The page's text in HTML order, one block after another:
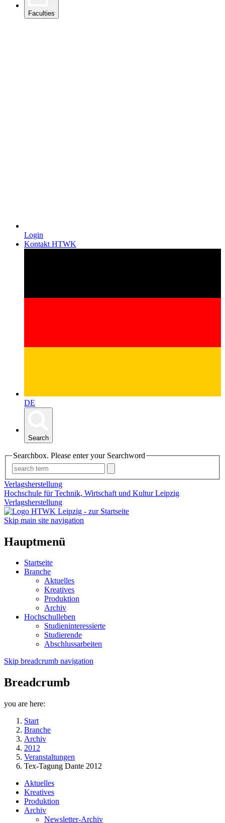
Faculties
Login
Kontakt HTWK
DE
Search
Searchbox. Please enter your Searchword
Verlagsherstellung
Hochschule für Technik, Wirtschaft und Kultur Leipzig
Verlagsherstellung
Skip main site navigation
Hauptmenü
Startseite
Branche
Aktuelles
Kreatives
Produktion
Archiv
Hochschulleben
Studieninteressierte
Studierende
Abschlussarbeiten
Skip breadcrumb navigation
Breadcrumb
you are here:
Start
Branche
Archiv
2012
Veranstaltungen
Tex-Tagung Dante 2012
Aktuelles
Kreatives
Produktion
Archiv
Newsletter-Archiv